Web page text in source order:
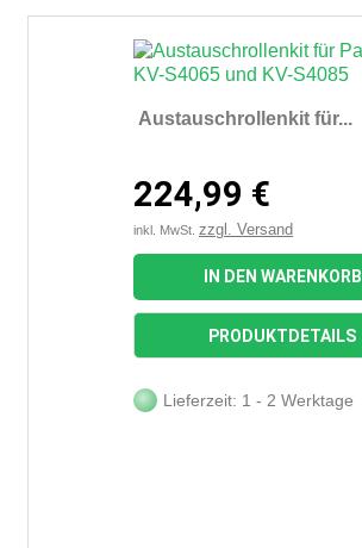
Austauschrollenkit für...
224,99 €
inkl. MwSt. zzgl. Versand
IN DEN WARENKORB
PRODUKTDETAILS
Lieferzeit: 1 - 2 Werktage